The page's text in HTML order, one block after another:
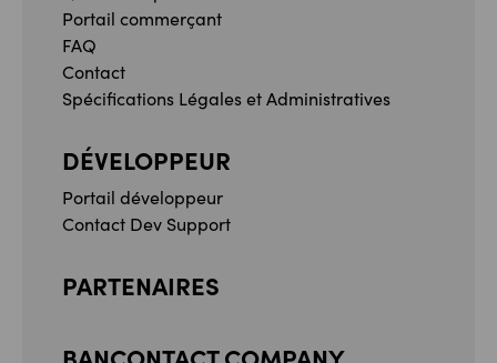
Portail commerçant
FAQ
Contact
Spécifications Légales et Administratives
DÉVELOPPEUR
Portail développeur
Contact Dev Support
PARTENAIRES